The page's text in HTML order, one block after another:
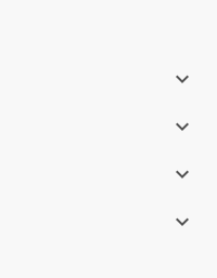



